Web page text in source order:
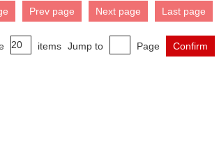
Prev page Next page Last page
items Jump to Page Confirm